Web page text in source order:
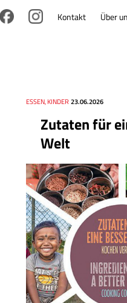
Zutaten für
Welt
Thema
ESSEN, KINDER
Datum 23.06.2026
Kontakt Über